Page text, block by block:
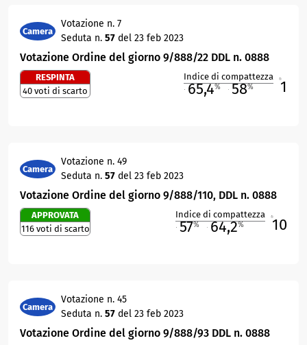
Camera
Votazione n. 7
Seduta n. 57 del 23 feb 2023
Votazione Ordine del giorno 9/888/22 DDL n. 0888
RESPINTA
40 voti di scarto
Indice di compattezza
65,4% 58% 1
Camera
Votazione n. 49
Seduta n. 57 del 23 feb 2023
Votazione Ordine del giorno 9/888/110, DDL n. 0888
APPROVATA
116 voti di scarto
Indice di compattezza
57% 64,2% 10
Camera
Votazione n. 45
Seduta n. 57 del 23 feb 2023
Votazione Ordine del giorno 9/888/93 DDL n. 0888